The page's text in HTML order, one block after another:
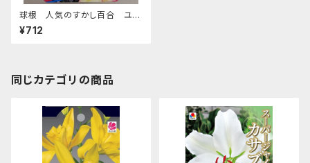
球根 人気のすかし百合 ユリ
【ハートストリングス】ya [サイ
ズ: 2球入り]
¥712
同じカテゴリの商品